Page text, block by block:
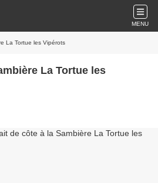
MENU
La Tortue les Vipérots
La Tortue les